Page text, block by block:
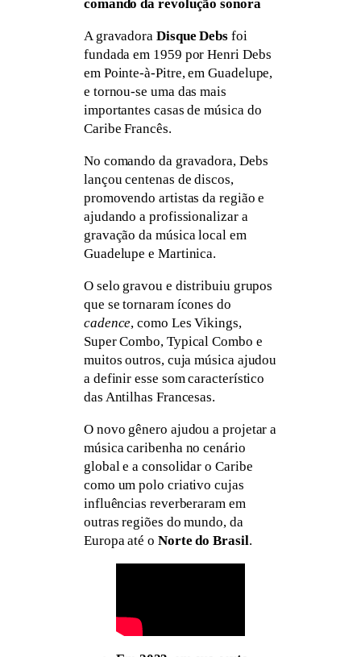
comando da revolução sonora
A gravadora Disque Debs foi
fundada em 1959 por Henri Debs
em Pointe-à-Pitre, em Guadelupe,
e tornou-se uma das mais
importantes casas de música do
Caribe Francês.
No comando da gravadora, Debs
lançou centenas de discos,
promovendo artistas da região e
ajudando a profissionalizar a
gravação da música local em
Guadelupe e Martinica.
O selo gravou e distribuiu grupos
que se tornaram ícones do
cadence, como Les Vikings,
Super Combo, Typical Combo e
muitos outros, cuja música ajudou
a definir esse som característico
das Antilhas Francesas.
O novo gênero ajudou a projetar a
música caribenha no cenário
global e a consolidar o Caribe
como um polo criativo cujas
influências reverberaram em
outras regiões do mundo, da
Europa até o Norte do Brasil.